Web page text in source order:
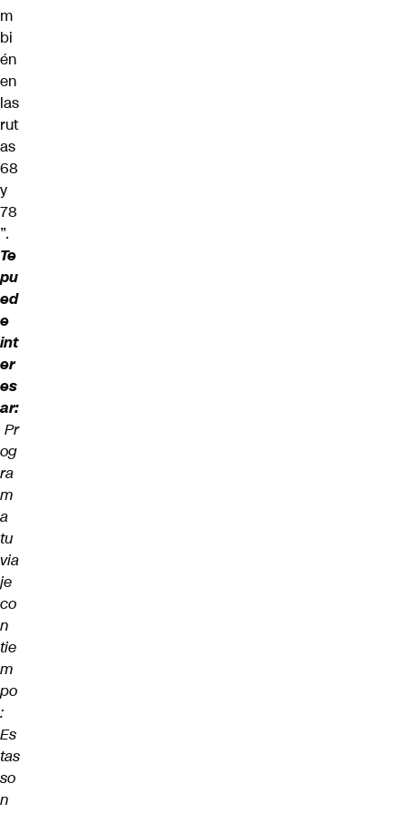
m
bi
én
en
las
rut
as
68
y
78
”.
Te
pu
ed
e
int
er
es
ar:
Pr
og
ra
m
a
tu
via
je
co
n
tie
m
po
:
Es
tas
so
n